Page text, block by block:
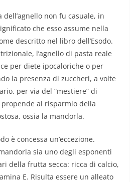
dell’agnello non fu casuale, in
che esso assume nella
descritto nel libro dell’Esodo.
l’agnello di pasta reale
per diete ipocaloriche o per
la presenza di zuccheri, a volte
per via del “mestiere” di
al risparmio della
ossia la mandorla.
è concessa un’eccezione.
sia uno degli esponenti
della frutta secca: ricca di calcio,
E. Risulta essere un alleato